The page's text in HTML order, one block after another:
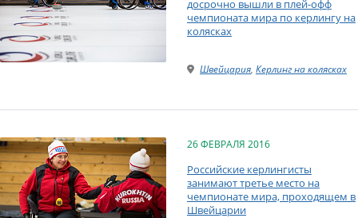
досрочно вышли в плей-офф
чемпионата мира по керлингу на
колясках
Швейцария, Керлинг на колясках
26 ФЕВРАЛЯ 2016
Российские керлингисты
занимают третье место на
чемпионате мира, проходящем в
Швейцарии